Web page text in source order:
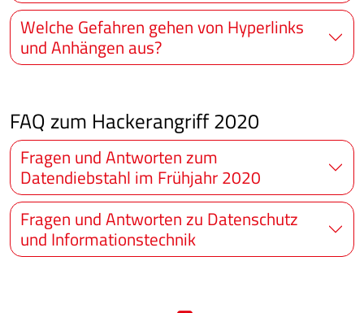
Welche Gefahren gehen von Hyperlinks
und Anhängen aus?
FAQ zum Hackerangriff 2020
Fragen und Antworten zum
Datendiebstahl im Frühjahr 2020
Fragen und Antworten zu Datenschutz
und Informationstechnik